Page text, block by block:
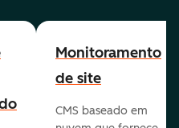
Monitoramento
de site
CMS baseado em